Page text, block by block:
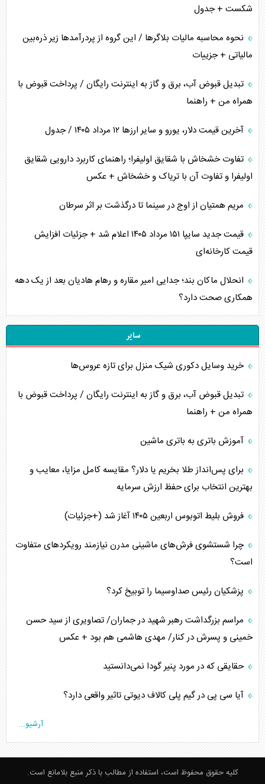
شکست + جدول
نحوه محاسبه مالیات بلاگر‌ها / این گروه از پردرآمد‌ها زیر ذره‌بین
مالیاتی + جزییات
تبدیل قبوض آب، برق و گاز به اینترنت رایگان / پرداخت قبوض با
همراه من + راهنما
آخرین قیمت دلار، یورو و سایر ارز‌ها ۱۲ مرداد ۱۴۰۵ / جدول
تفاوت خشخاش با شقایق اولیفرا؛ راهنمای کاربرد دارویی شقایق
اولیفرا و تفاوت آن با تریاک و خشخاش + عکس
مریم همتیان از اوج در سینما تا درگذشت بر اثر سرطان
قیمت جدید سایپا ۱۵۱ مرداد ۱۴۰۵ اعلام شد + جزئیات افزایش
قیمت کارخانه‌ای
انحلال ماکان بند؛ جدایی امیر مقاره و رهام هادیان بعد از یک دهه
همکاری صحت دارد؟
سایر
خرید وسایل دکوری شیک منزل برای تازه عروس‌ها
تبدیل قبوض آب، برق و گاز به اینترنت رایگان / پرداخت قبوض با
همراه من + راهنما
آموزش باتری به باتری ماشین
برای پس‌انداز طلا بخریم یا دلار؟ مقایسه کامل مزایا، معایب و
بهترین انتخاب برای حفظ ارزش سرمایه
فروش بلیط اتوبوس اربعین ۱۴۰۵ آغاز شد (+جزئیات)
چرا شستشوی فرش‌های ماشینی مدرن نیازمند رویکردهای متفاوت
است؟
پزشکیان رئیس صداوسیما را توبیخ کرد؟
مراسم بزرگداشت رهبر شهید در جماران/ تصاویری از سید حسن
خمینی و پسرش در کنار/ مهدی هاشمی هم بود + عکس
حقایقی که در مورد پنیر گودا نمی‌دانستید
آیا سی پی در گیم‌ پلی کالاف دیوتی تاثیر واقعی دارد؟
آرشیو...
کلیه حقوق محفوظ است، استفاده از مطالب با ذکر منبع بلامانع است.